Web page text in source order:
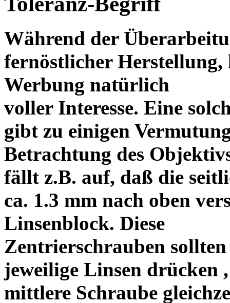
Während der
fernöstlicher Herstellung,
Werbung natürlich
voller Interesse. Eine
gibt zu einigen
Betrachtung des
fällt z.B. auf, daß die
ca. 1.3 mm nach oben
Linsenblock. Diese
Zentrierschrauben
jeweilige Linsen drücken
mittlere Schraube